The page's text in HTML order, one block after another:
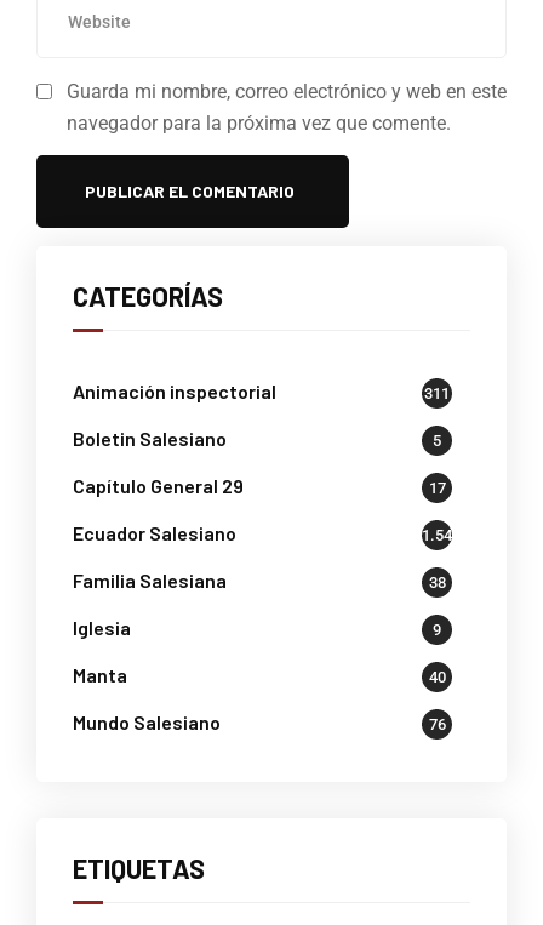
Guarda mi nombre, correo electrónico y web en este
navegador para la próxima vez que comente.
CATEGORÍAS
Animación inspectorial 311
Boletin Salesiano 5
Capítulo General 29 17
Ecuador Salesiano 1.541
Familia Salesiana 38
Iglesia 9
Manta 40
Mundo Salesiano 76
ETIQUETAS